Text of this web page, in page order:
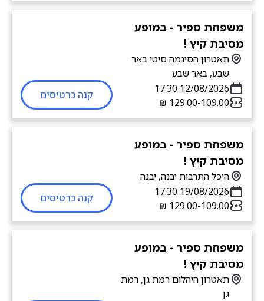
משפחת ספיר - במופע
מסיבת קיץ !
תאטרון הסינמה סיטי באר
שבע, באר שבע
12/08/2026 17:30
109.00-‏129.00 ‏₪
קנה כרטיסים
משפחת ספיר - במופע
מסיבת קיץ !
היכל התרבות יבנה, יבנה
19/08/2026 17:30
109.00-‏129.00 ‏₪
קנה כרטיסים
משפחת ספיר - במופע
מסיבת קיץ !
תאטרון היהלום רמת גן, רמת
גן